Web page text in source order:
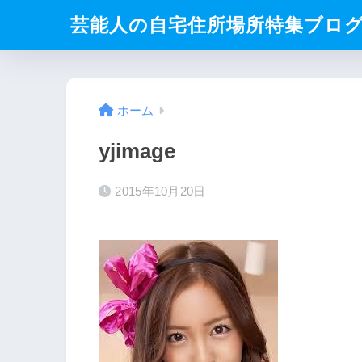
芸能人の自宅住所場所特集ブロ
ホーム
yjimage
2015年10月20日